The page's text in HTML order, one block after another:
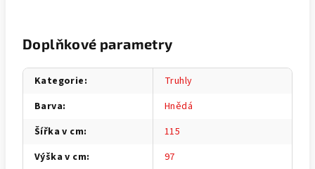
Doplňkové parametry
Kategorie:
Truhly
Barva:
Hnědá
Šířka v cm:
115
Výška v cm:
97